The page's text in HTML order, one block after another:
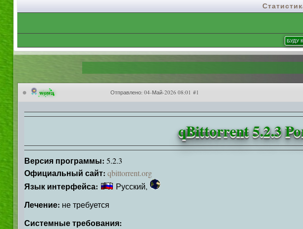
wowa Отправлено: 04-Май-2026 08:01 #1
qBittorrent 5.2.3
Версия программы: 5.2.3
Официальный сайт: qbittorrent.org
Язык интерфейса: Русский,
Лечение: не требуется
Системные требования: